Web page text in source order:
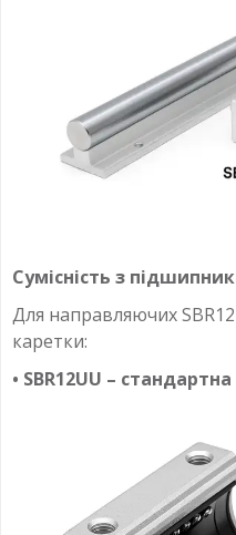
Сумісність з
Для направляючих
каретки:
• SBR12UU –